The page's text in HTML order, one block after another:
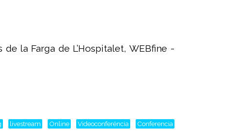
la Farga de L’Hospitalet, WEBfine -
livestream Online Videoconferéncia Conferencia